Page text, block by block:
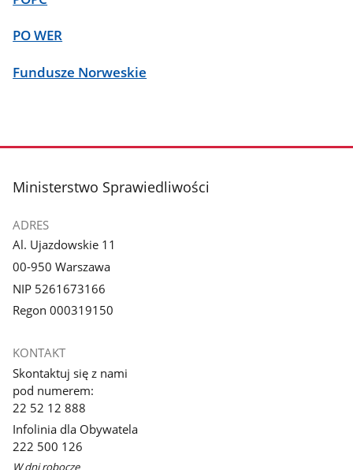
PO WER
Fundusze Norweskie
stopka
Ministerstwo Sprawiedliwości
ADRES
Al. Ujazdowskie 11
00-950 Warszawa
NIP 5261673166
Regon 000319150
KONTAKT
Skontaktuj się z nami
pod numerem:
22 52 12 888
Infolinia dla Obywatela
222 500 126
W dni robocze